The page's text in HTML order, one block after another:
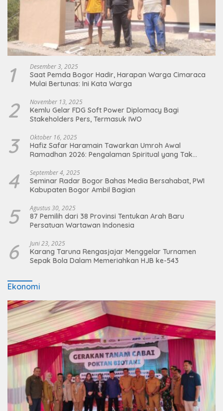
1 Desember 3, 2025
Saat Pemda Bogor Hadir, Harapan Warga Cimaraca
Mulai Bertunas: Ini Kata Warga
2 November 13, 2025
Kemlu Gelar FDG Soft Power Diplomacy Bagi
Stakeholders Pers, Termasuk IWO
3 Oktober 16, 2025
Hafiz Safar Haramain Tawarkan Umroh Awal
Ramadhan 2026: Pengalaman Spiritual yang Tak
4 September 4, 2025
Seminar Radar Bogor Bahas Media Bersahabat, PWI
Kabupaten Bogor Ambil Bagian
5 Agustus 30, 2025
87 Pemilih dari 38 Provinsi Tentukan Arah Baru
Persatuan Wartawan Indonesia
6 Juni 23, 2025
Karang Taruna Rengasjajar Menggelar Turnamen
Sepak Bola Dalam Memeriahkan HJB ke-543
Ekonomi